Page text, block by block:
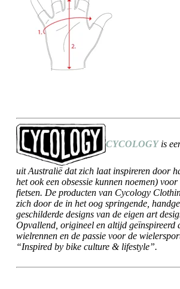
CYCOLOGYis
uit Australië dat zich laat inspireren door
het ook een obsessie kunnen noemen) voor
fietsen. De producten van Cycology
zich door de in het oog springende,
geschilderde designs van de eigen art
Opvallend, origineel en altijd geïnspireerd
wielrennen en de passie voor de
“Inspired by bike culture & lifestyle”.